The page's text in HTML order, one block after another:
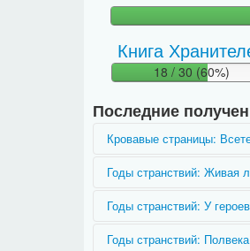
Книга
18 / 30 (60%)
Последние
Кровавые страницы:
Вы ещё не получили этот
Годы странствий: Живая
Вы ещё не получили этот
Годы странствий: У
Вы ещё не получили этот
Годы странствий: